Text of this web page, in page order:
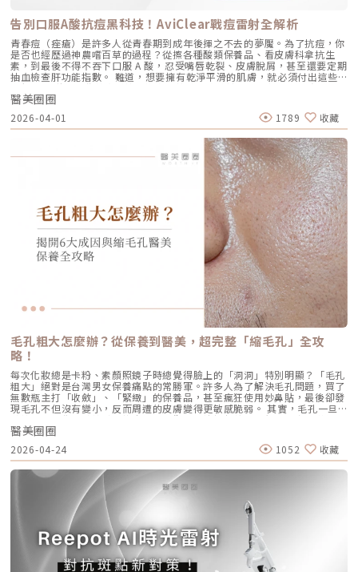
忙碌但仍想維持好氣色的族群非常友善。璞菲洛療程建議與效果說明璞菲洛
建議以三次療程為一完整週期，前兩次治療間隔約30天，第三次則可延長至
4至6個月後進行。必要時，醫師會根據患者肌膚老化程度，評估是否安排加
強治療，以達到最佳效果。大部分患者在首次治療後約2至4週，能感受到肌
膚保濕度提升與質感柔嫩。完整療程結束後，肌膚彈性、細緻度與毛孔緊實
度明顯改善，效果可維持數月，期間因人而異，與個人膚質及保養習慣相
關。針對肌膚老化較嚴重的患者，醫師會提供客製化療程方案，確保治療成
效符合期待。為何完成完整療程後仍需定期補打？雖然Profhilo在第一年完
成三次療程後，可促進皮膚彈力蛋白的新生，但其成分會在體內逐漸代謝，
約在施打後28天開始減少。儘管如此，Profhilo所啟動的生物刺激作用能持
續約3個月左右。隨著時間流逝，皮膚的保濕度與細胞活化功能會逐漸降
低，肌膚質感可能回復至治療前的狀態。加上年齡增長與環境壓力，皮膚細
胞活力下降，因此建議每3至4個月進行一次補打，持續激活肌膚，維持年輕
健康。一項針對40至65歲受試者的研究顯示，接受兩次Profhilo注射（間
隔30天）後，在1個月與4個月的評估中，皮膚彈性與保濕度均有顯著提
升，且效果可維持至少4個月。受試者自我評估亦反映皺紋減少、肌膚更緊
緻，印證持續治療的重要性。（參考來源：Sparavigna et al., 2022）璞
菲洛療程前後注意事項術前： 停止服用抗凝血藥物（如阿斯匹靈、維他命
E） 治療當天避免化妝、飲酒 保持作息規律，避免熬夜與重度壓力術後：
24小時內避免按摩施打部位 三天內避免劇烈運動與三溫暖 一週內避免臉部
熱敷與刺激性護膚產品 建議加強保濕、防曬，幫助效果延長璞菲洛副作用
與風險Profhilo屬於非交聯玻尿酸，不含化學交聯劑，生物相容性極佳，副
作用相對少。常見輕微反應包括： 注射處短暫腫脹、微紅 局部輕微瘀青
（數日內可自行消退） 極少數人可能會有輕微搔癢或壓痛感，通常在數天
內緩解※ 選擇合法診所與原廠授權產品，是避免療程風險最關鍵的因素。
為什麼 Profhilo 成為新一代醫美趨勢？隨著醫美觀念的演變，越來越多人
追求自然、柔和的改善效果，不希望臉部看起來僵硬或過度膨脹。Profhilo
與傳統填充型療程最大的不同，在於它獨特的「重建」式作用。Profhilo
並非單純地填補，而是將高濃度玻尿酸均勻分布於肌膚真皮層，從底層刺激
膠原蛋白與彈力蛋白新生，啟動肌膚的自我修復能力，讓效果柔和自然，能
有效降低傳統填充物可能帶來的異物感，也更貼近肌膚自然老化的邏輯。此
外，Profhilo 完美契合了當前醫美市場「微侵入式」與「預防型保養」的
趨勢。它填補了日常保養品與侵入式手術之間的空缺，不需像肉毒桿菌那樣
限制表情，也不需要像手術拉皮那樣漫長的恢復期。對於生活忙碌、注重效
率的現代人來說，這讓它更容易被接受，成為許多人延緩老化、提升膚質的
首選。臨床案例分享以下為原廠提供的實際案例，透過Profhilo逆時針療
程，觀察治療前後肌膚狀態的變化，供大家參考了解療程效果。璞菲洛
Profhilo常見Q&AQ1：PROFHILO和水光療程有什麼差別？ 水光著重在肌
膚表層補水，讓皮膚變得水嫩透亮；而PROFHILO作用層次更深，不只補
水，還能活化膠原蛋白、彈力蛋白等細胞修復，提升整體彈性與緊緻度。它
的特點是透過穩定擴散來刺激肌膚自我修復，不靠刺激或破壞，適合想全面
改善膚況的人。Q2：可以和電波、音波等療程搭配嗎？ 可與電波、音波等
療程搭配使用，建議間隔約兩週，具體施打順序與時間需由醫師評估。電
波、音波術後可加速肌膚修復並延長效果，但需等皮膚完全降溫後再進行
Profhilo療程。施打前請務必諮詢醫師，遵從專業建議安排療程。Q3：璞
菲洛每年需要打幾次？ 一個完整療程通常包含三次施打，前兩次相隔約一
個月，第三次則可在四到六個月後進行。視個人膚況與需求，也可安排後續
加強療程，以延續效果。Q4：頸紋、手部老化也能打嗎？ 可以。Profhilo
在頸部與手背同樣有良好表現，能改善乾紋與鬆弛，是全方位肌膚重建療
墜。這類問題的根源在於 SMAS 筋膜層失去張力，需要透過美音二代深達
4.5mm 的聚焦能量，從地基進行「拉提」。2.2 表皮鬆弛型（膚質鬆軟）
如果妳覺得臉部皮膚軟爛、毛孔粗大、布滿細紋，這通常是真皮層膠原蛋白
流失。此時我會建議以「無雙電波」或「鳳凰電波」為主，強化表層的「緊
緻」，若能搭配美音二代 1.5mm 或 3.0mm 的探頭進行分層治療，效果會
更全面。2.3 脂肪下移型（贅肉堆積）有些人老化表現是法令紋上方擠出一
塊肉，或是出現明顯的雙下巴。這類族群除了筋膜拉提，還需要美音二代對
脂肪組織產生的微熱效應來進行收斂，收緊鬆贅組織，恢復線條的俐落感。
三、 關於痛感與效果：二代真的不一樣嗎？「醫師，聽說美國音波非常
痛，是真的嗎？」這是許多客人心中的陰影。的確，第一代美國音波因其能
量輸出極為強悍扎實，對某些痛感較敏感的客人來說確實是一大挑戰。但
Ultherapy Prime（美音二代）在 2026 年能被醫美圈推崇，關鍵就在於它
大幅優化了「舒適度」。3.1 減痛技術的優化美音二代優化了能量輸出的波
型與頻率，使熱能釋放更加穩定均勻。在臨床操作中，我發現客人的耐受度
顯著提升，不再需要像早期那樣「痛到想哭」。 見效時間：治療當下因組
織受熱收縮，會有 10-20% 的即時拉提感。真正的巔峰效果會在術後 2–3
個月，隨著膠原蛋白的大量新生，輪廓會日益清晰。 維持時間：在規律的
生活作息下，一次優良的治療效果可維持 12–18 個月。四、 蔡醫師的減齡
處方箋：美音二代的精準佈點很多診所標榜「破千條」的音波，但我始終堅
持：條數不是越多越好，精準度才是關鍵。過多的能量可能造成脂肪萎縮
（臉凹），過少則無感。在辰美學，我會根據每一位客人的臉型厚薄、鬆弛
程度，規劃專屬的能量地圖。以下是 2026 年我常用的建議處方： 施作區
更好的「精緻度」，我常會建議在音波拉提後，搭配再生針（瑞德喜）進行
外輪廓的固定，或是以「混合式填充」補足流失的骨架支撐。這種「由內拉
提、由外固定」的複合思維，才是現代抗老的趨勢。五、 2026 醫美行情與
避坑建議當妳搜尋「美國音波二代價格」時，會發現市場行情落差很大。身
為醫師，我必須提醒大家，費用背後包含的是原廠探頭成本、儀器維護、以
及最重要的「醫師的技術與判讀經驗」。 認明原廠授權：施打前請掃描儀
器與探頭 QR Code，確保非水貨或非法翻新探頭。 選擇認證醫師：音波拉
提需要精準的解剖學知識，只有受過原廠培訓的醫師，才能在「安全邊界
內」將能量發揮到極致。六、 結語：愛美，是為了成就更好的自己我常
說，醫美的意義不在於把妳變成另外一個人，而在於「找回最巔峰狀態的
妳」。看著客人在治療後，重新對鏡子裡的自己露出自信的微笑，那是我身
技術，結合我對面部結構的美感理解，悉心守護妳每一寸肌膚的張力。如果
您也對輪廓的流失感到焦慮，或者正猶豫哪種療程最適合自己，歡迎預約來
診間，讓我們在一個放鬆、透明的環境下，一起討論出最適合您的減齡計
畫。
告別口服A酸抗痘黑科技！AviClear戰痘雷射全解析
青春痘（痤瘡）是許多人從青春期到成年後揮之不去的夢魘。為了抗痘，你
是否也經歷過神農嚐百草的過程？從擦各種酸類保養品、看皮膚科拿抗生
素，到最後不得不吞下口服 A 酸，忍受嘴唇乾裂、皮膚脫屑，甚至還要定期
抽血檢查肝功能指數。 難道，想要擁有乾淨平滑的肌膚，就必須付出這些
代價嗎？ 隨著醫學美容科技的進步，抗痘治療終於迎來了劃時代的突破。
全球首款獲得美國 FDA 認證，專門針對「皮脂腺」進行治療的 AviClear 戰
痘雷射 正式問世。它主打不需依賴藥物、無嚴重副作用，透過專利
1726nm 波長雷射，從根源「關閉」過度活躍的皮脂腺。 這篇文章將帶你
全面深入了解 AviClear 戰痘雷射的作用原理、與傳統治療的差異、療程細
節以及真實的術後效果，幫助你評估這項抗痘黑科技是否適合自己。為什麼
痘痘總是反覆發作？看懂萬惡之源「皮脂腺」在認識 AviClear 戰痘雷射之
前，我們必須先了解痘痘（痤瘡）究竟是怎麼形成。青春痘的生成機制主要
包含四大關鍵： 皮脂分泌過盛：受到賀爾蒙、壓力、飲食或基因影響，皮
脂腺製造出過多的油脂。 毛囊角化異常：老廢角質無法正常代謝，與油脂
混合後堵塞毛孔，形成粉刺。 痤瘡桿菌增生：堵塞的無氧毛孔成為痤瘡桿
菌（C. acnes）的溫床，細菌大量繁殖。 發炎反應：細菌代謝物引發免疫
反應，導致紅腫、化膿，形成嚴重的囊腫型或膿皰型痘痘。在這四個環節
中，「皮脂分泌過盛」是啟動後續一連串災難的開關。傳統的治療方式，如
抗生素主要針對殺菌；外用酸類主要針對去角質。唯有口服 A 酸能夠有效抑
制皮脂腺分泌，這也是為什麼口服 A 酸過去被視為治療嚴重痘痘的終極武
器。然而，口服 A 酸伴隨著全身性的副作用。而 AviClear 戰痘雷射的誕
生，就是為了一次解決這個痛點：我們能不能在不吃藥的情況下，精準且長
效地控制皮脂腺？什麼是 AviClear 戰痘雷射？解密 1726nm 的物理奇蹟
AviClear 戰痘雷射是一台利用特定波長光能來治療痤瘡的醫療儀器。它的核
心技術在於突破性的1726nm 波長雷射。1. 為什麼是 1726nm 波長？「專
吃油脂」的標靶治療在雷射醫學中，不同的波長會被不同的目標物（如黑色
素、血紅素、水分）吸收。1726nm 這個波長非常特殊，它在人體組織
中，被皮脂（油脂）吸收的效率，大約是被水分吸收的 2 倍。當 AviClear
的雷射光束打入真皮層時，能量會精準地被富含油脂的「皮脂腺」大量吸
收，進而產生熱能。這些熱能會破壞過度活躍的皮脂腺細胞，變得萎縮、分
泌量大幅下降。當沒有過多的油脂，毛孔就不易堵塞，痤瘡桿菌也失去了生
存的養分，痘痘自然就失去了生長的溫床。2. AviCool™ 藍寶石冷卻系統：
保護表皮，大幅提升舒適度既然要用熱能破壞深層的皮脂腺，表皮會不會被
燙傷？這正是 AviClear 的另一項核心專利。機器配備了專屬的 AviCool™
藍寶石接觸式冷卻系統。在雷射擊發前、擊發中與擊發後，冷卻系統會持續
將表皮溫度維持在安全的低溫狀態。這不僅能防止表皮熱傷害、避免術後反
黑，更大幅降低了療程中的痛感，讓患者在不需要敷麻藥的情況下（視個人
耐受度而定），也能順利完成治療。AviClear 戰痘雷射 vs. 藍雷射與傳統療
法：抗痘金大PK過去我們面對嚴重的青春痘，「吞口服A酸」幾乎是唯一的
終極解方。然而，隨著光電科技的突破，現代的醫美抗痘已經邁入了「精準
破壞皮脂腺」的新紀元。目前市面上討論度最高的兩大抗痘黑科技，分別是
AviClear 戰痘雷射與 CAPRI 藍雷射。雖然兩者都主打不吃藥、從根源控
油，但在波長與作用機制上卻有著根本的差異。我們該如何選擇？它們與傳
統的口服A酸又有什麼不同？以下為您全面解析。頂尖對決：AviClear 戰痘
雷射 vs. CAPRI 藍雷射這兩款都是目前熱門的無藥物抗痘雷射，雖然目標一
致，但「作戰策略」卻截然不同：1. AviClear 戰痘雷射（1726nm）：專
注皮脂腺的「源頭阻斷」作用原理：搭載專利 1726nm 波長，具備極高的
醫美圈圈
2026-04-01 1789 收藏
毛孔粗大怎麼辦？從保養到醫美，超完整「縮毛孔」全攻
略！
每次化妝總是卡粉、素顏照鏡子時總覺得臉上的「洞洞」特別明顯？「毛孔
粗大」絕對是台灣男女保養痛點的常勝軍。許多人為了解決毛孔問題，買了
無數瓶主打「收斂」、「緊緻」的保養品，甚至瘋狂使用妙鼻貼，最後卻發
現毛孔不但沒有變小，反而周遭的皮膚變得更敏感脆弱。 其實，毛孔一旦
被撐大，就像是被撐鬆的橡皮筋，光靠日常塗抹保養品是很難「完全逆轉」
的。想要有效改善毛孔粗大，我們必須先搞懂你的毛孔是哪一種「型」，才
能對症下藥！這篇文章將帶你從日常保養到專業醫美療程，全面拯救毛孔粗
大的終極對策。為什麼我的毛孔會變大？揭開毛孔粗大的 6大元兇在探討怎
麼解決之前，我們得先抓出讓毛孔變大的罪魁禍首。毛孔粗大絕對不是單一
原因造成的，通常是以下幾個因素交織而成的結果：1. 【油脂型毛孔】：中
東油田的擴建工程毛孔是皮脂排出的主要通道。當你的皮脂腺天生比較發
達，或是受到氣溫升高、荷爾蒙波動、常吃高油高糖食物影響，導致出油量
大增時，通道就會被迫「擴建」來排出這些大量油脂。2. 【角質型毛孔】：
通道堵塞引發的連鎖反應健康的肌膚會自然代謝老廢角質，但如果代謝異
常，這些廢棄角質就會和皮脂、空氣中的髒污混合在一起，死死地堵塞在毛
孔開口。久而久之，毛孔就像被塞了軟木塞一樣，被越撐越大。3. 【老化型
毛孔】：膠原蛋白流失的初老警報真皮層中的「膠原蛋白」和「彈力蛋白」
就像是撐起毛孔的堅固地基。隨著年齡增長，或是長期不防曬導致的「光老
醫美圈圈
2026-04-24 1052 收藏